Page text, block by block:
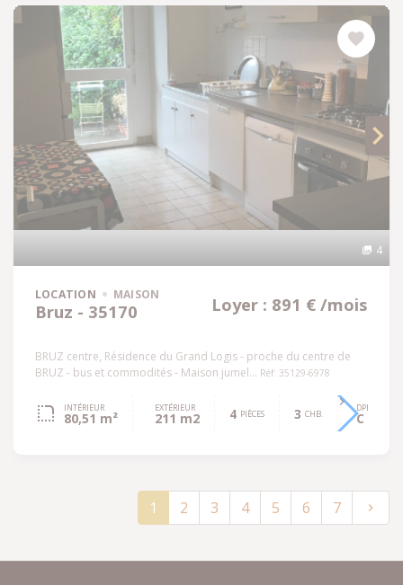
4
LOCATION MAISON
Bruz - 35170 Loyer : 891 € /mois
BRUZ centre, Résidence du Grand Logis - proche du centre de
BRUZ - bus et commodités - Maison jumel... Réf: 35129-6978
INTÉRIEUR
80,51 m²
EXTÉRIEUR
211 m2 4 PIÈCES 3 CHB. DPE
C
1 2 3 4 5 6 7